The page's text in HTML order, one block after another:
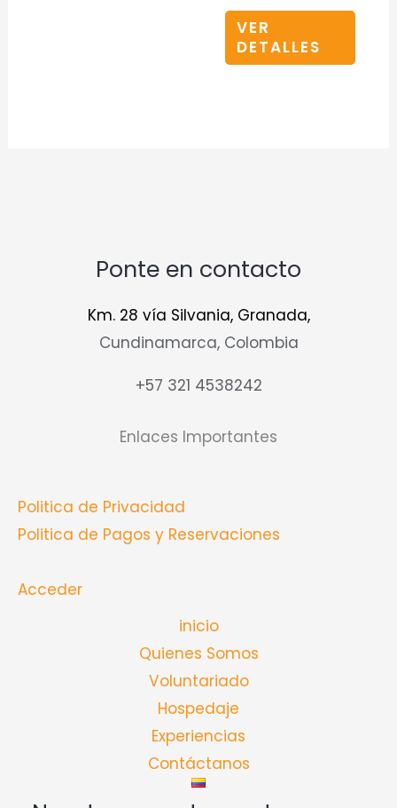
VER
DETALLES
Ponte en contacto
Km. 28 vía Silvania, Granada,
Cundinamarca, Colombia
+57 321 4538242
Enlaces Importantes
Politica de Privacidad
Politica de Pagos y Reservaciones
Acceder
inicio
Quienes Somos
Voluntariado
Hospedaje
Experiencias
Contáctanos